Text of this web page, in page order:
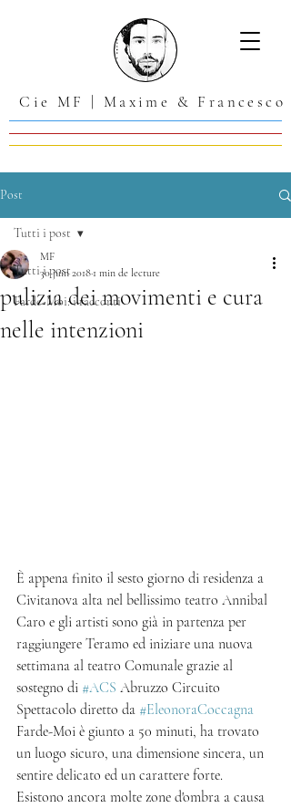
Cie MF | Maxime & Francesco
Post
Tutti i post
Farde-Moi: i racconti
Tutti i post
pulizia dei movimenti e cura
nelle intenzioni
MF
30 juin 2018 1 min de lecture
È appena finito il sesto giorno di residenza a
Civitanova alta nel bellissimo teatro Annibal
Caro e gli artisti sono già in partenza per
raggiungere Teramo ed iniziare una nuova
settimana al teatro Comunale grazie al
sostegno di #ACS Abruzzo Circuito
Spettacolo diretto da #EleonoraCoccagna
Farde-Moi è giunto a 50 minuti, ha trovato
un luogo sicuro, una dimensione sincera, un
sentire delicato ed un carattere forte.
Esistono ancora molte zone d'ombra a causa